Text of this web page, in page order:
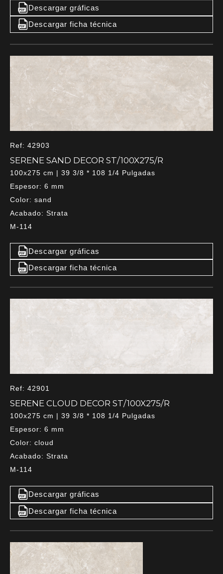
Descargar gráficas
Descargar ficha técnica
Ref: 42903
SERENE SAND DECOR ST/100X275/R
100x275 cm | 39 3/8 * 108 1/4 Pulgadas
Espesor: 6 mm
Color: sand
Acabado: Strata
M-114
Descargar gráficas
Descargar ficha técnica
Ref: 42901
SERENE CLOUD DECOR ST/100X275/R
100x275 cm | 39 3/8 * 108 1/4 Pulgadas
Espesor: 6 mm
Color: cloud
Acabado: Strata
M-114
Descargar gráficas
Descargar ficha técnica